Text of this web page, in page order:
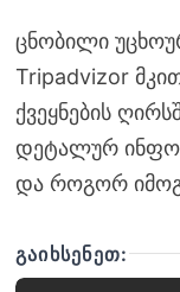
ცნობილი
Tripadvizor
ქვეყნების
დეტალურ
და როგორ
ᲒᲐᲘᲮᲡᲔᲜᲔᲗ: